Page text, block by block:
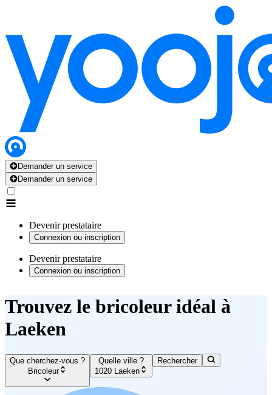
Demander un service
Demander un service
Devenir prestataire
Connexion ou inscription
Devenir prestataire
Connexion ou inscription
Trouvez le bricoleur idéal à
Laeken
Que cherchez-vous ?
Bricoleur
Quelle ville ?
1020 Laeken
Rechercher